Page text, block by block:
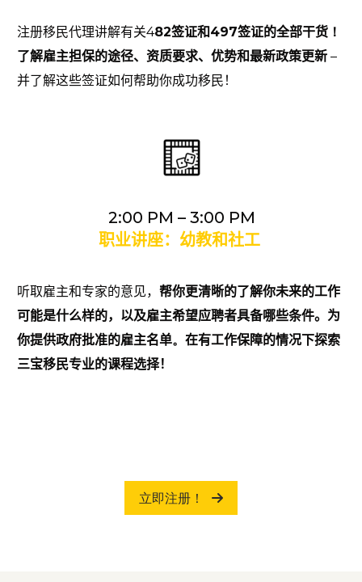
注册移民代理讲解有关482签证和497签证的全部干货！
了解雇主担保的途径、资质要求、优势和最新政策更新 –
并了解这些签证如何帮助你成功移民！
2:00 PM – 3:00 PM
职业讲座：幼教和社工
听取雇主和专家的意见， 帮你更清晰的了解你未来的工作
可能是什么样的， 以及雇主希望应聘者具备哪些条件。 为
你提供政府批准的雇主名单。 在有工作保障的情况下探索
三宝移民专业的课程选择！
立即注册！